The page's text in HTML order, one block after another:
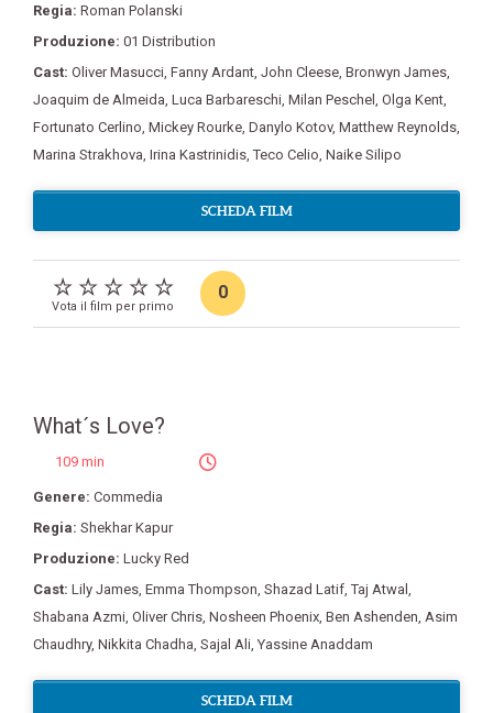
Regia: Roman Polanski
Produzione: 01 Distribution
Cast: Oliver Masucci Fanny Ardant John Cleese Bronwyn James
Joaquim de Almeida Luca Barbareschi Milan Peschel Olga Kent
Fortunato Cerlino Mickey Rourke Danylo Kotov, Matthew Reynolds
Marina Strakhova Irina Kastrinidis ,Teco Celio Naike Silipo
SCHEDA FILM
Vota il film per primo
0
What´s Love?
109 min
Genere: Commedia
Regia: Shekhar Kapur
Produzione: Lucky Red
Cast: Lily James, Emma Thompson, Shazad Latif,Taj Atwal ,
Shabana Azmi, Oliver Chris, Nosheen Phoenix, Ben Ashenden, Asim
Chaudhry, Nikkita Chadha, Sajal Ali, Yassine Anaddam
SCHEDA FILM